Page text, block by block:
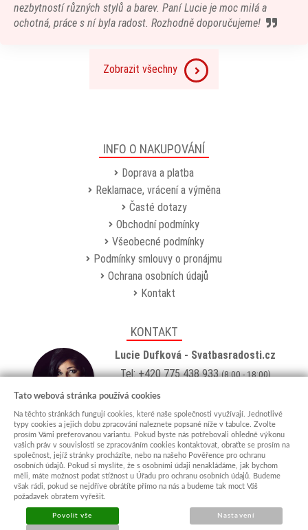
nezbytností různých stylů a barev. Paní Lucie je moc milá a
ochotná, práce s ní byla radost. Rozhodně doporučujeme!
Zobrazit všechny
INFO O NAKUPOVÁNÍ
Doprava a platba
Reklamace, vrácení a výměna
Časté dotazy
Obchodní podmínky
Všeobecné podmínky
Podmínky smlouvy o pronájmu
Ochrana osobních údajů
Kontakt
KONTAKT
Lucie Dufková - Svatbasradosti.cz
Tel: +420 775 438 933(8:00 - 18:00)
Email:
Showroom
Jungmannova 627, Kyjov 69701
Po-Pá: po domluvě (více info)
Tato webová stránka používá cookies
Na těchto stránkách fungují cookies, které naše společnosti využívají. Jednotlivé
typy cookies a jejich dobu zpracování naleznete popsané níže v tabulce. Zvolte
prosím Vámi preferovanou variantu. Pokud byste nás potřebovali ohledně výkonu
vašich práv v souvislosti se zpracováním cookies kontaktovat, obraťte se prosím na
společnost, jejíž stránky procházíte, nebo na našeho Pověřence pro ochranu
osobních údajů. Pokud si myslíte, že s osobními údaji nenakládáme, jak bychom
měli, máte možnost podat stížnost u Úřadu pro ochranu osobních údajů. Budeme
však rádi, pokud se nejdříve obrátíte přímo na nás a budeme tak moct Váš
požadavek obratem vyřešit.
Povolit vše Nastavení